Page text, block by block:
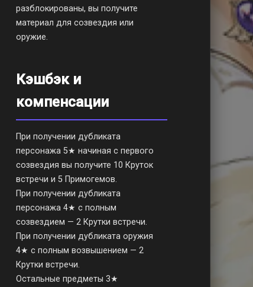
разблокированы, вы получите
материал для созвездия или
оружие.
Кэшбэк и
компенсации
При получении дубликата
персонажа 5★ начиная с первого
созвездия вы получите 10 Круток
встречи и 5 Примогемов.
При получении дубликата
персонажа 4★ с полным
созвездием — 2 Крутки встречи.
При получении дубликата оружия
4★ с полным возвышением — 2
Крутки встречи.
Остальные предметы 3★